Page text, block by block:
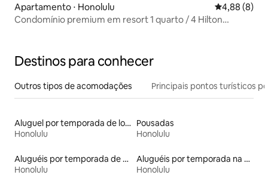
Apartamento ⋅ Honolulu 4,88 de uma
4,88 (8)
Condomínio premium em resort 1 quarto / 4 Hilton
Destinos para conhecer
Outros tipos de acomodações Principais pontos turísticos
Aluguel por temporada de lofts
Honolulu
Pousadas
Honolulu
Aluguéis por temporada de acomodações de luxo
Honolulu
Aluguéis por temporada na orla
Honolulu